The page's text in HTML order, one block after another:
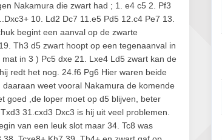
Nakamura die zwart had ; 1. e4 c5 2. Pf3
10. Ld2 Dc7 11.e5 Pd5 12.c4 Pe7 13.
begint een aanval op de zwarte
Th3 d5 zwart hoopt op een tegenaanval in
in 3 ) Pc5 dxe 21. Lxe4 Ld5 zwart kan de
redt het nog. 24.f6 Pg6 Hier waren beide
weet vooral Nakamura de komende
goed ,de loper moet op d5 blijven, beter
31.cxd3 Dxc3 is hij uit veel problemen.
van een leuk slot maar 34. Tc8 was